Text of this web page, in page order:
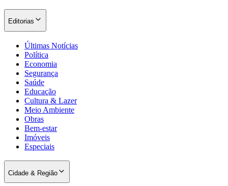
Editorias
Últimas Notícias
Política
Economia
Segurança
Saúde
Educação
Cultura & Lazer
Meio Ambiente
Obras
Bem-estar
Imóveis
Especiais
Cidade & Região